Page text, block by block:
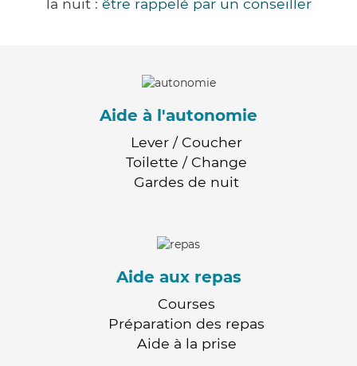
la nuit : être rappelé par un conseiller
Aide à l'autonomie
Lever / Coucher
Toilette / Change
Gardes de nuit
Aide aux repas
Courses
Préparation des repas
Aide à la prise